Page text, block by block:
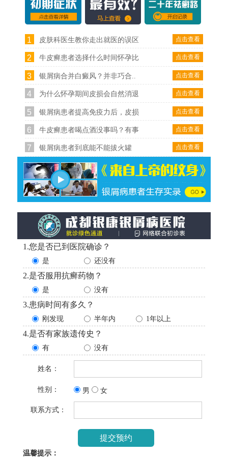
1 点击查看
皮肤科医生教你走出就医的误区
2 点击查看
牛皮癣患者选择什么时间怀孕比
3 点击查看
银屑病合并白癜风？并非巧合..
4 点击查看
为什么怀孕期间皮损会自然消退
5 点击查看
银屑病患者提高免疫力后，皮损
6 点击查看
牛皮癣患者喝点酒没事吗？有事
7 点击查看
银屑病患者到底能不能拔火罐
1.您是否已到医院确诊？
是 还没有
2.是否服用抗癣药物？
是 没有
3.患病时间有多久？
刚发现 半年内 1年以上
4.是否有家族遗传史？
有 没有
姓名：
性别： 男 女
联系方式：
温馨提示：